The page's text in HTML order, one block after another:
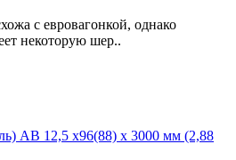
с евровагонкой, однако
некоторую шер..